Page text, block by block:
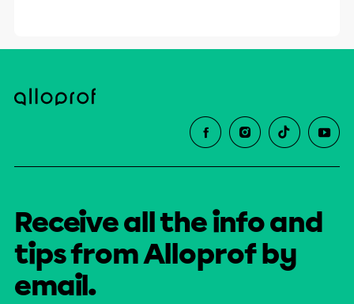
Receive all the info and
tips from Alloprof by
email.